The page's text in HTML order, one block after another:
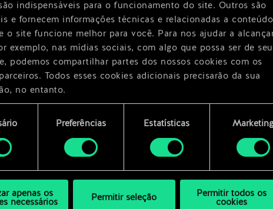
indispensáveis para o funcionamento do site. Outros são
e fornecem informações técnicas e relacionadas a
o site funcione melhor para você. Para nos ajudar a
exemplo, nas mídias sociais, com algo que possa ser de seu
podemos compartilhar partes dos nossos cookies com os
Todos esses cookies adicionais precisarão da sua
no entanto.
todos os detalhes sobre o uso de cookies e poderá
Preferências Estatísticas Marketing
apenas os
necessários
Permitir seleção
Permitir todos os
cookies